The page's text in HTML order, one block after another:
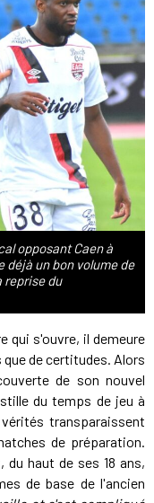
opposant Caen à
déjà un bon volume de
reprise du
qui s'ouvre, il demeure
de certitudes. Alors
de son nouvel
du temps de jeu à
transparaissent
de préparation.
du haut de ses 18 ans,
de base de l'ancien